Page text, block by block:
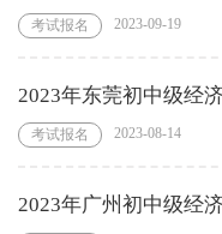
考试报名 2023-09-19
2023年东莞初中级经
考试报名 2023-08-14
2023年广州初中级经